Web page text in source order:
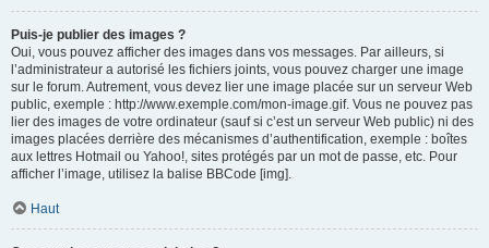
Puis-je publier des images ?
Oui, vous pouvez afficher des images dans vos messages. Par ailleurs, si
l’administrateur a autorisé les fichiers joints, vous pouvez charger une image
sur le forum. Autrement, vous devez lier une image placée sur un serveur Web
public, exemple : http://www.exemple.com/mon-image.gif. Vous ne pouvez pas
lier des images de votre ordinateur (sauf si c’est un serveur Web public) ni des
images placées derrière des mécanismes d’authentification, exemple : boîtes
aux lettres Hotmail ou Yahoo!, sites protégés par un mot de passe, etc. Pour
afficher l’image, utilisez la balise BBCode [img].
Haut